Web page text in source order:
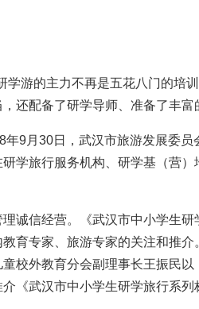
游的主力不再是五花八门的培
，还配备了研学导师、准备了丰
月30日，武汉市旅游发展委员
学旅行服务机构、研学基（营
信经营。《武汉市中小学生研
育专家、旅游专家的关注和推
校外教育分会副理事长王振民
《武汉市中小学生研学旅行系列